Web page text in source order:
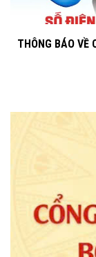
THÔNG BÁO VỀ